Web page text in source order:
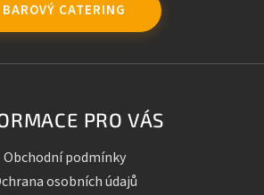
BAROVÝ CATERING
PRO VÁS
Obchodní podmínky
osobních údajů